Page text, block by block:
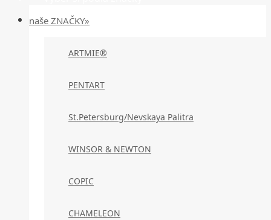
naše ZNAČKY»
ARTMIE®
PENTART
St.Petersburg/Nevskaya Palitra
WINSOR & NEWTON
COPIC
CHAMELEON